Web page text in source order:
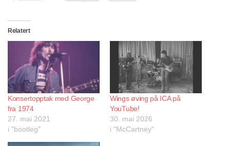
Relatert
Konsertopptak med George
fra 1974
27. mai 2021
i "bootleg"
Wings øving på ICA på
YouTube!
30. mai 2026
i "McCartney"